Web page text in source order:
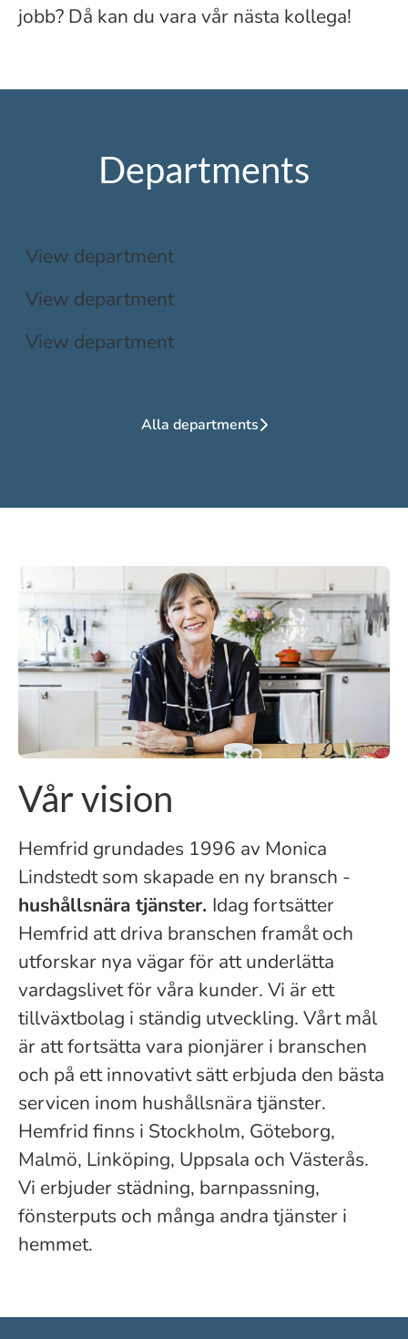
jobb? Då kan du vara vår nästa kollega!
Departments
IT/Marknad
View department
View department
View department
Alla departments
Vår vision
Hemfrid grundades 1996 av Monica
Lindstedt som skapade en ny bransch -
hushållsnära tjänster. Idag fortsätter
Hemfrid att driva branschen framåt och
utforskar nya vägar för att underlätta
vardagslivet för våra kunder. Vi är ett
tillväxtbolag i ständig utveckling. Vårt mål
är att fortsätta vara pionjärer i branschen
och på ett innovativt sätt erbjuda den bästa
servicen inom hushållsnära tjänster.
Hemfrid finns i Stockholm, Göteborg,
Malmö, Linköping, Uppsala och Västerås.
Vi erbjuder städning, barnpassning,
fönsterputs och många andra tjänster i
hemmet.